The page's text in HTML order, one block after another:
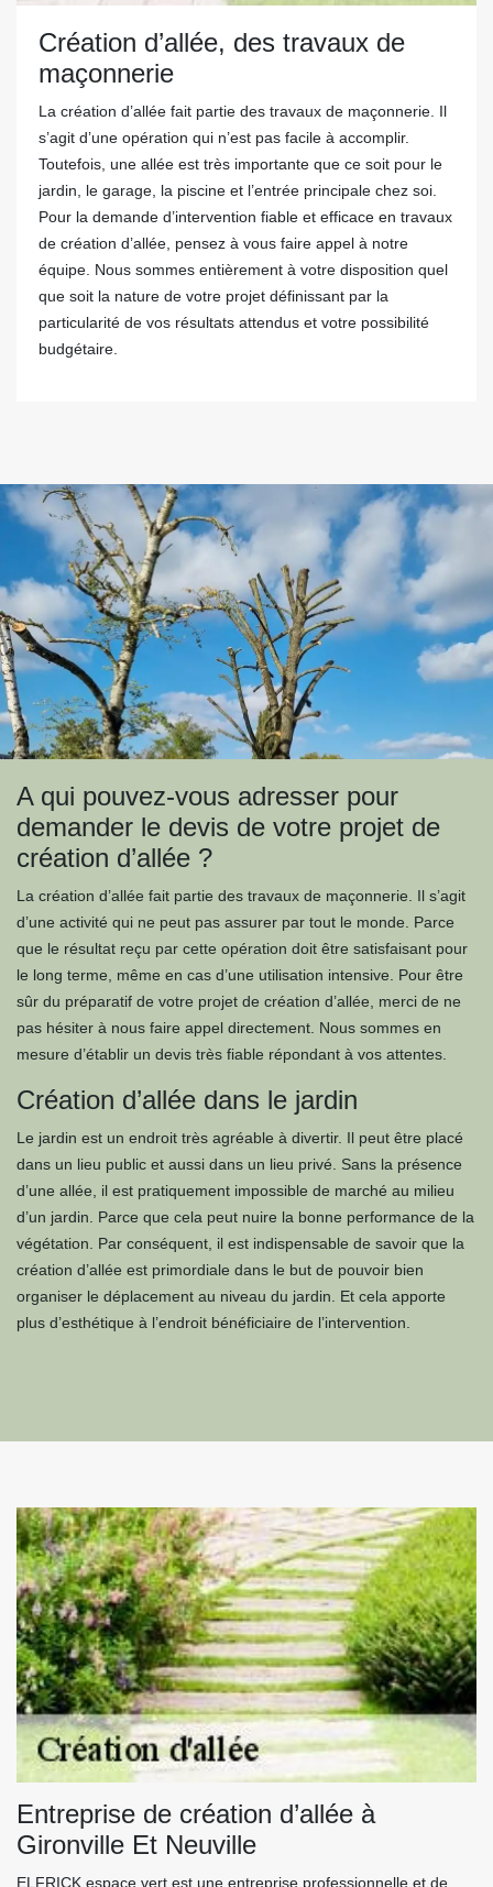
Création d’allée, des travaux de
maçonnerie
La création d’allée fait partie des travaux de maçonnerie. Il
s’agit d’une opération qui n’est pas facile à accomplir.
Toutefois, une allée est très importante que ce soit pour le
jardin, le garage, la piscine et l’entrée principale chez soi.
Pour la demande d’intervention fiable et efficace en travaux
de création d’allée, pensez à vous faire appel à notre
équipe. Nous sommes entièrement à votre disposition quel
que soit la nature de votre projet définissant par la
particularité de vos résultats attendus et votre possibilité
budgétaire.
A qui pouvez-vous adresser pour
demander le devis de votre projet de
création d’allée ?
La création d’allée fait partie des travaux de maçonnerie. Il s’agit
d’une activité qui ne peut pas assurer par tout le monde. Parce
que le résultat reçu par cette opération doit être satisfaisant pour
le long terme, même en cas d’une utilisation intensive. Pour être
sûr du préparatif de votre projet de création d’allée, merci de ne
pas hésiter à nous faire appel directement. Nous sommes en
mesure d’établir un devis très fiable répondant à vos attentes.
Création d’allée dans le jardin
Le jardin est un endroit très agréable à divertir. Il peut être placé
dans un lieu public et aussi dans un lieu privé. Sans la présence
d’une allée, il est pratiquement impossible de marché au milieu
d’un jardin. Parce que cela peut nuire la bonne performance de la
végétation. Par conséquent, il est indispensable de savoir que la
création d’allée est primordiale dans le but de pouvoir bien
organiser le déplacement au niveau du jardin. Et cela apporte
plus d’esthétique à l’endroit bénéficiaire de l’intervention.
Entreprise de création d’allée à
Gironville Et Neuville
ELFRICK espace vert est une entreprise professionnelle et de